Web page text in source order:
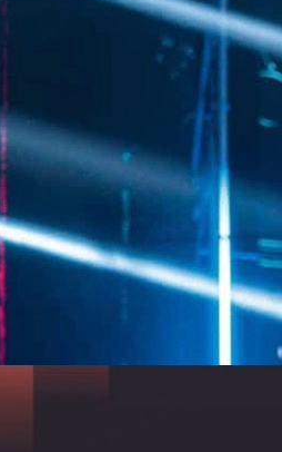
justeringar, Overpass, LANXESS-
och ekonomi blivit en del av spelets
och cs skins: tro på laget